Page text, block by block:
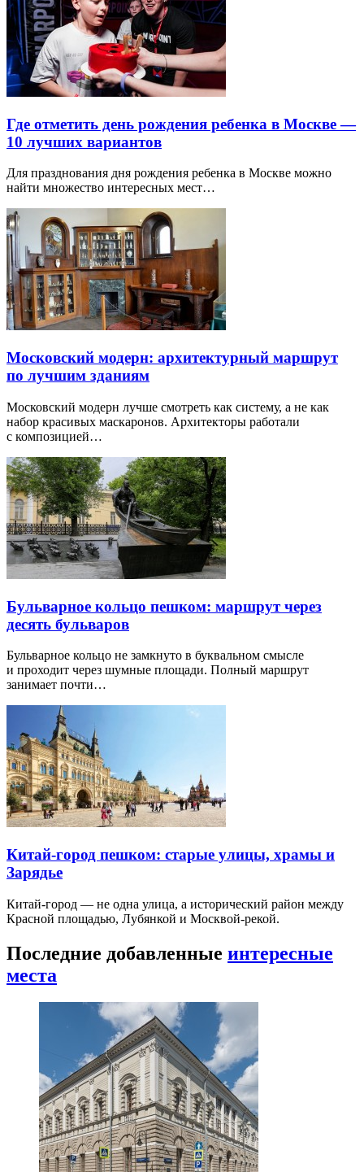
Где отметить день рождения ребенка в Москве —
10 лучших вариантов
Для празднования дня рождения ребенка в Москве можно
найти множество интересных мест…
Московский модерн: архитектурный маршрут
по лучшим зданиям
Московский модерн лучше смотреть как систему, а не как
набор красивых маскаронов. Архитекторы работали
с композицией…
Бульварное кольцо пешком: маршрут через
десять бульваров
Бульварное кольцо не замкнуто в буквальном смысле
и проходит через шумные площади. Полный маршрут
занимает почти…
Китай-город пешком: старые улицы, храмы и
Зарядье
Китай-город — не одна улица, а исторический район между
Красной площадью, Лубянкой и Москвой-рекой.
Последние добавленные интересные
места